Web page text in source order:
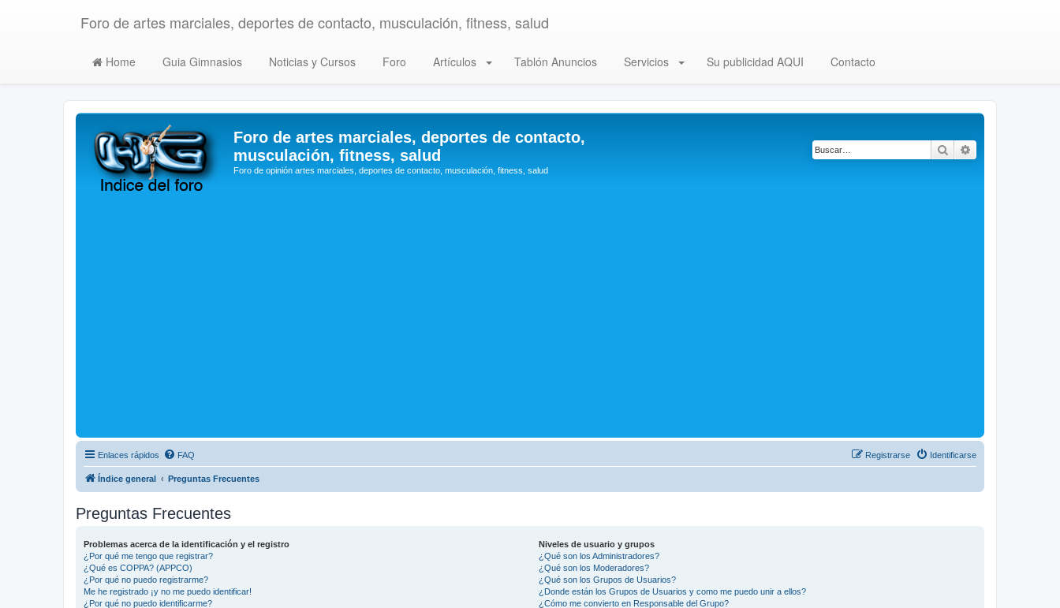
Foro de artes marciales, deportes de contacto, musculación, fitness, salud
Home Guia Gimnasios Noticias y Cursos Foro Artículos Tablón Anuncios Servicios Su publicidad AQUI Contacto
Foro de artes marciales, deportes de contacto,
musculación, fitness, salud
Foro de opinión artes marciales, deportes de contacto, musculación, fitness, salud
Buscar
Enlaces rápidos FAQ Identificarse
Registrarse
Índice general Preguntas Frecuentes
Preguntas Frecuentes
Problemas acerca de la identificación y el registro
¿Por qué me tengo que registrar?
¿Qué es COPPA? (APPCO)
¿Por qué no puedo registrarme?
Me he registrado ¡y no me puedo identificar!
¿Por qué no puedo identificarme?
Niveles de usuario y grupos
¿Qué son los Administradores?
¿Qué son los Moderadores?
¿Qué son los Grupos de Usuarios?
¿Donde están los Grupos de Usuarios y como me puedo unir a ellos?
¿Cómo me convierto en Responsable del Grupo?